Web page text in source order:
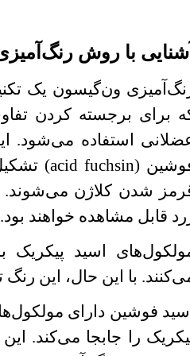
با روش
ون‌گیسون یک
برای برجسته کردن
استفاده می‌شود.
(
acid fuchsin
)
شدن کلاژن
قابل مشاهده خواهند بود.
اسید پیکریک
با این حال، این
فوشین دارای
را جابجا می‌کند.